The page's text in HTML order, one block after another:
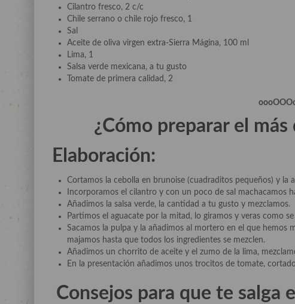
Cilantro fresco, 2 c/c
Chile serrano o chile rojo fresco, 1
Sal
Aceite de oliva virgen extra-Sierra Mágina, 100 ml
Lima, 1
Salsa verde mexicana, a tu gusto
Tomate de primera calidad, 2
¿Cómo preparar el
Elaboración:
Cortamos la cebolla en brunoise (cuadraditos pequeños) y la
Incorporamos el cilantro y con un poco de sal machacamos
Añadimos la salsa verde, la cantidad a tu gusto y mezclamos.
Partimos el aguacate por la mitad, lo giramos y veras como
Sacamos la pulpa y la añadimos al mortero en el que hemos
majamos hasta que todos los ingredientes se mezclen.
Añadimos un chorrito de aceite y el zumo de la lima,
En la presentación añadimos unos trocitos de tomate,
Consejos para que te salga